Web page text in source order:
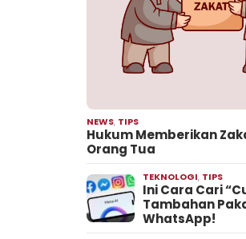
NEWS, TIPS
Hukum Memberikan
Orang Tua
TEKNOLOGI, TIPS
Ini Cara Cari
Tambahan
WhatsApp!